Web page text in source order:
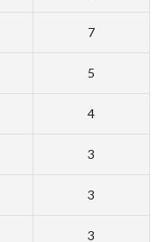
7
5
4
3
3
3